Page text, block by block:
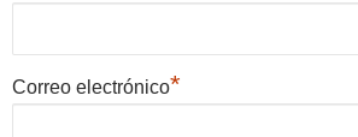
Correo electrónico*